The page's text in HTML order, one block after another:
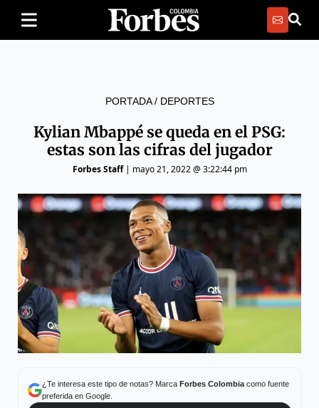
PORTADA/ DEPORTES
Kylian Mbappé se queda en el PSG:
estas son las cifras del jugador
Forbes Staff| mayo 21, 2022 @ 3:22:44 pm
¿Te interesa este tipo de notas? Marca Forbes Colombiacomo fuente
preferida en Google.